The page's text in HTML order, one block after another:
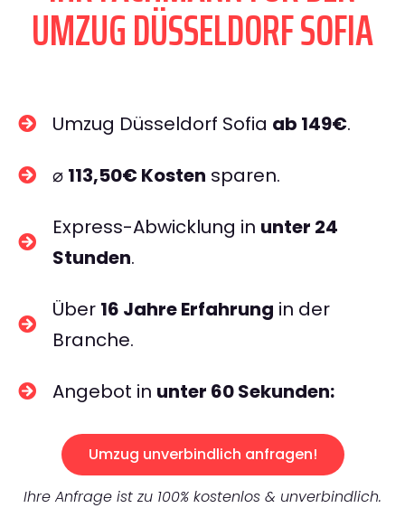
UMZUG DÜSSELDORF SOFIA
Umzug Düsseldorf Sofia ab 149€.
⌀ 113,50€ Kosten sparen.
Express-Abwicklung in unter 24
Stunden.
Über 16 Jahre Erfahrung in der
Branche.
Angebot in unter 60 Sekunden:
Umzug unverbindlich anfragen!
Ihre Anfrage ist zu 100% kostenlos & unverbindlich.